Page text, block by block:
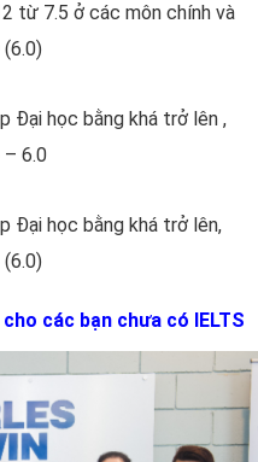
từ 7.5 ở các môn chính và
(6.0)
Đại học bằng khá trở lên ,
– 6.0
Đại học bằng khá trở lên,
(6.0)
các bạn chưa có IELTS